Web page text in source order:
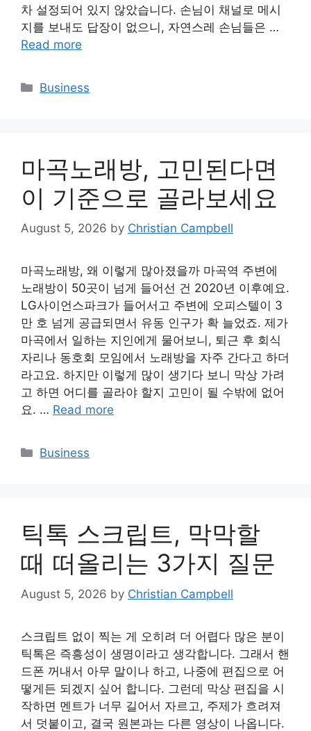
차 설정되어 있지 않았습니다. 손님이 채널로 메시
지를 보내도 답장이 없으니, 자연스레 손님들은 …
Read more
Categories
Business
마곡노래방, 고민된다면
이 기준으로 골라보세요
August 5, 2026 by Christian Campbell
마곡노래방, 왜 이렇게 많아졌을까 마곡역 주변에
노래방이 50곳이 넘게 들어선 건 2020년 이후예요.
LG사이언스파크가 들어서고 주변에 오피스텔이 3
만 호 넘게 공급되면서 유동 인구가 확 늘었죠. 제가
마곡에서 일하는 지인에게 물어보니, 퇴근 후 회식
자리나 동호회 모임에서 노래방을 자주 간다고 하더
라고요. 하지만 이렇게 많이 생기다 보니 막상 가려
고 하면 어디를 골라야 할지 고민이 될 수밖에 없어
요. … Read more
Categories
Business
틱톡 스크립트, 막막할
때 떠올리는 3가지 질문
August 5, 2026 by Christian Campbell
스크립트 없이 찍는 게 오히려 더 어렵다 많은 분이
틱톡은 즉흥성이 생명이라고 생각합니다. 그래서 핸
드폰 꺼내서 아무 말이나 하고, 나중에 편집으로 어
떻게든 되겠지 싶어 합니다. 그런데 막상 편집을 시
작하면 멘트가 너무 길어서 자르고, 주제가 흐려져
서 덧붙이고, 결국 원본과는 다른 영상이 나옵니다.